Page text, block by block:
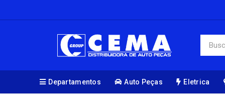
Departamentos Auto Peças Eletrica